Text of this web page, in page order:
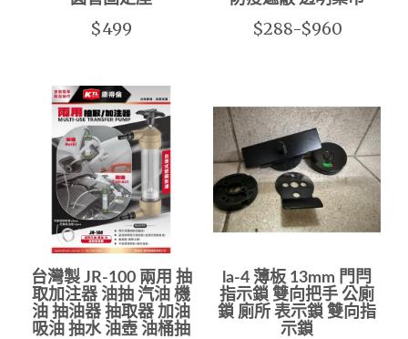
$499 $288-$960
台灣製 JR-100 兩用 抽
取加注器 油抽 汽油 機
油 抽油器 抽取器 加油
吸油 抽水 油壺 油桶抽
la-4 薄板 13mm 門閂
指示鎖 雙向把手 公廁
鎖 廁所 表示鎖 雙向指
示鎖